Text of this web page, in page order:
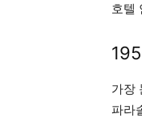
호텔
가장
파라